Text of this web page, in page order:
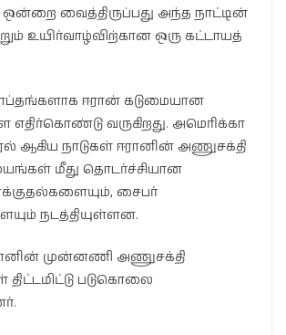
வைத்திருப்பது அந்த நாட்டின்
உயிர்வாழ்விற்கான ஒரு கட்டாயத்
ஈரான் கடுமையான
வருகிறது. அமெரிக்கா
ஆகிய நாடுகள் ஈரானின் அணுசக்தி
மீது தொடர்ச்சியான
சைபர்
நடத்தியுள்ளன.
முன்னணி அணுசக்தி
படுகொலை